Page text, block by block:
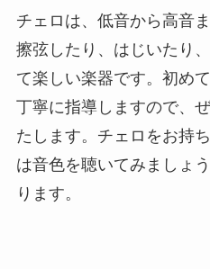
チェロは、低音から高音
擦弦したり、はじいたり
て楽しい楽器です。初め
丁寧に指導しますので、
たします。チェロをお持
は音色を聴いてみましょ
ります。